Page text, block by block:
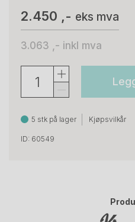
2.450 ,- eks mva
3.063 ,- inkl mva
5 stk på lager Kjøpsvilkår
ID: 60549